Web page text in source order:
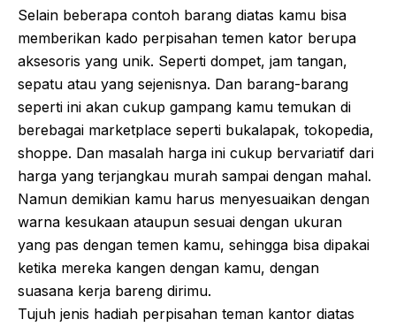
Selain beberapa contoh barang diatas kamu bisa
memberikan kado perpisahan temen kator berupa
aksesoris yang unik. Seperti dompet, jam tangan,
sepatu atau yang sejenisnya. Dan barang-barang
seperti ini akan cukup gampang kamu temukan di
berebagai marketplace seperti bukalapak, tokopedia,
shoppe. Dan masalah harga ini cukup bervariatif dari
harga yang terjangkau murah sampai dengan mahal.
Namun demikian kamu harus menyesuaikan dengan
warna kesukaan ataupun sesuai dengan ukuran
yang pas dengan temen kamu, sehingga bisa dipakai
ketika mereka kangen dengan kamu, dengan
suasana kerja bareng dirimu.
Tujuh jenis hadiah perpisahan teman kantor diatas